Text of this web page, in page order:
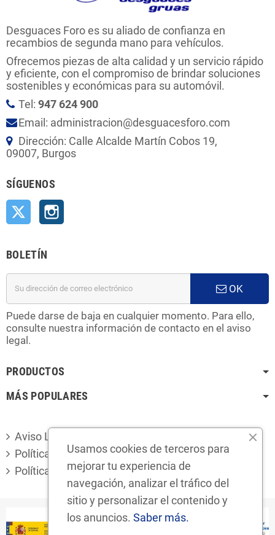
Desguaces Foro es su aliado de confianza en
recambios de segunda mano para vehículos.
Ofrecemos piezas de alta calidad y un servicio rápido
y eficiente, con el compromiso de brindar soluciones
sostenibles y económicas para su automóvil.
Tel: 947 624 900
Email: administracion@desguacesforo.com
Dirección: Calle Alcalde Martín Cobos 19,
09007, Burgos
SÍGUENOS
Twitter
BOLETÍN
OK
Puede darse de baja en cualquier momento. Para ello,
consulte nuestra información de contacto en el aviso
legal.
PRODUCTOS
MÁS POPULARES
Aviso Legal
Política de privacidad
Política de cookies
Usamos cookies de terceros para
mejorar tu experiencia de
navegación, analizar el tráfico del
sitio y personalizar el contenido y
los anuncios. Saber más.